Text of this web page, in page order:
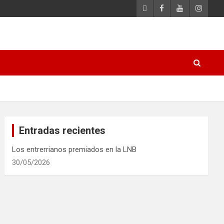
Entradas recientes
Los entrerrianos premiados en la LNB
30/05/2026